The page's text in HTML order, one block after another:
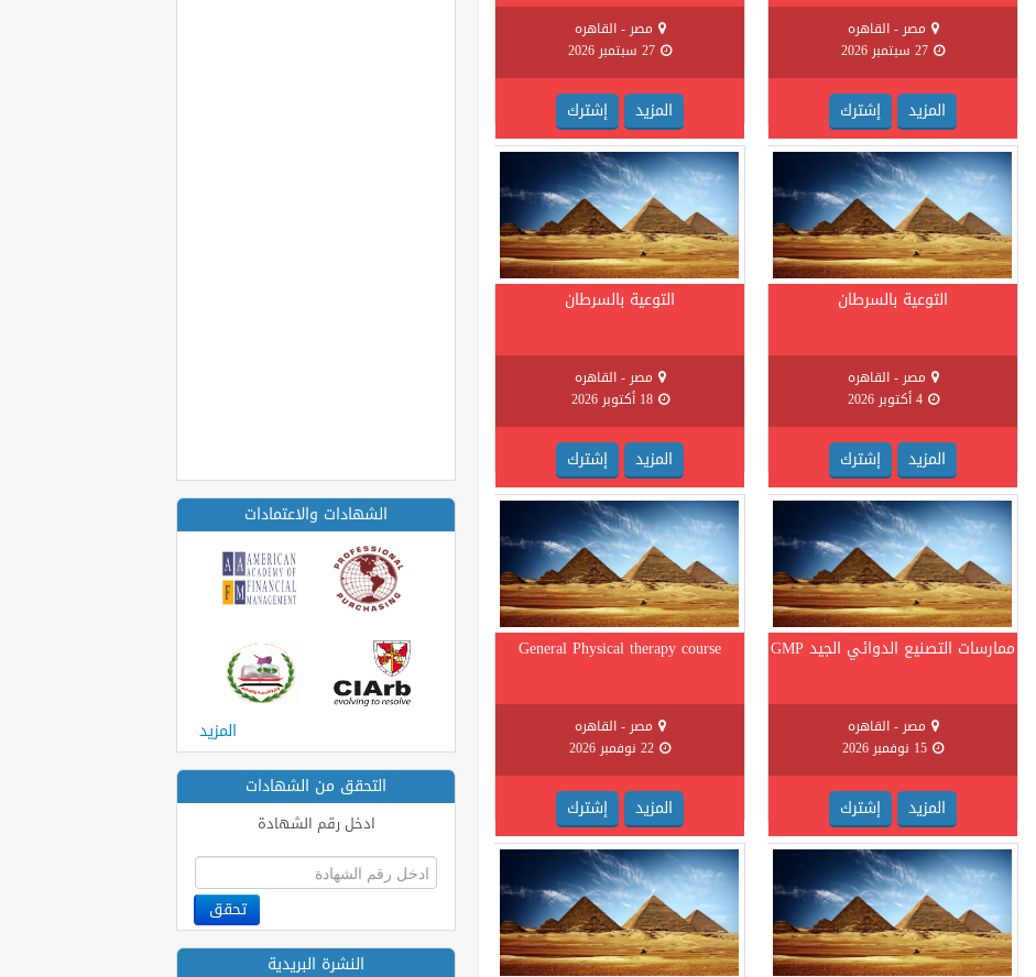
مصر - القاهره
27 سبتمبر 2026
المزيد إشترك
مصر - القاهره
27 سبتمبر 2026
المزيد إشترك
التوعية بالسرطان
مصر - القاهره
4 أكتوبر 2026
المزيد إشترك
التوعية بالسرطان
مصر - القاهره
18 أكتوبر 2026
المزيد إشترك
ممارسات التصنيع الدوائي الجيد GMP
مصر - القاهره
15 نوفمبر 2026
المزيد إشترك
General Physical therapy course
مصر - القاهره
22 نوفمبر 2026
المزيد إشترك
الشهادات والاعتمادات
المزيد
التحقق من الشهادات
ادخل رقم الشهادة
النشرة البريدية